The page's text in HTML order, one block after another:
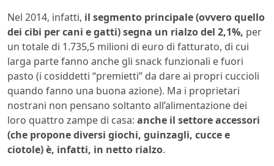
Nel 2014, infatti, il segmento principale (ovvero quello
dei cibi per cani e gatti) segna un rialzo del 2,1%, per
un totale di 1.735,5 milioni di euro di fatturato, di cui
larga parte fanno anche gli snack funzionali e fuori
pasto (i cosiddetti “premietti” da dare ai propri cuccioli
quando fanno una buona azione). Ma i proprietari
nostrani non pensano soltanto all’alimentazione dei
loro quattro zampe di casa: anche il settore accessori
(che propone diversi giochi, guinzagli, cucce e
ciotole) è, infatti, in netto rialzo.